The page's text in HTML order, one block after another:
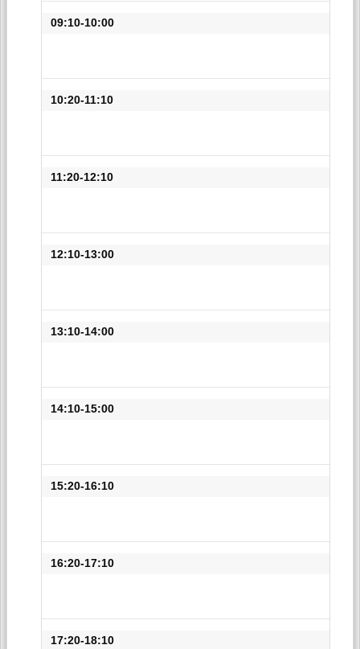
09:10-10:00
10:20-11:10
11:20-12:10
12:10-13:00
13:10-14:00
14:10-15:00
15:20-16:10
16:20-17:10
17:20-18:10